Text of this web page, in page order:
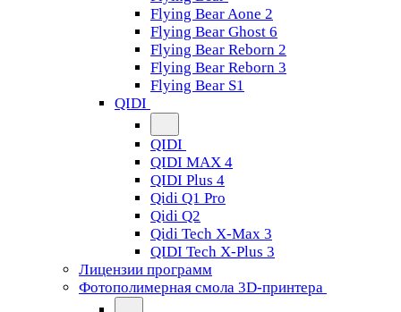
Flying Bear Aone 2
Flying Bear Ghost 6
Flying Bear Reborn 2
Flying Bear Reborn 3
Flying Bear S1
QIDI
QIDI
QIDI MAX 4
QIDI Plus 4
Qidi Q1 Pro
Qidi Q2
Qidi Tech X-Max 3
QIDI Tech X-Plus 3
Лицензии программ
Фотополимерная смола 3D-принтера